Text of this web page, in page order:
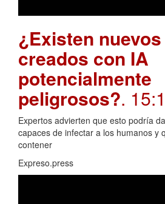
¿Existen
creados con IA
potencialmente
peligrosos?.
Expertos advierten que esto podría
capaces de infectar a los humanos y
contener
Expreso.press